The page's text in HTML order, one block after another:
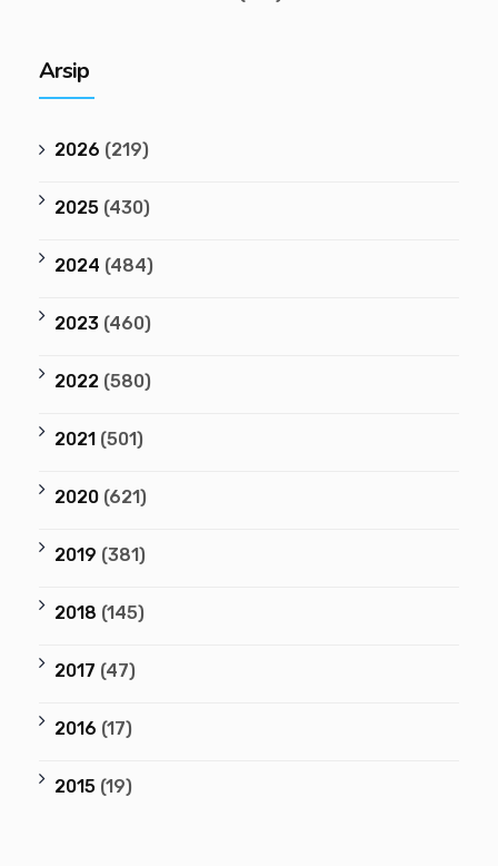
Arsip
2026 (219)
2025 (430)
2024 (484)
2023 (460)
2022 (580)
2021 (501)
2020 (621)
2019 (381)
2018 (145)
2017 (47)
2016 (17)
2015 (19)